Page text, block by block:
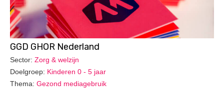
GGD GHOR Nederland
Sector: Zorg & welzijn
Doelgroep: Kinderen 0 - 5 jaar
Thema: Gezond mediagebruik